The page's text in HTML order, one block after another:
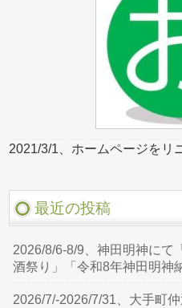
2021/3/1、ホームページをリ
最近の投稿
2026/8/6-8/9、神田明神に
酒祭り」「令和8年神田明神
2026/7/-2026/7/31、大手町